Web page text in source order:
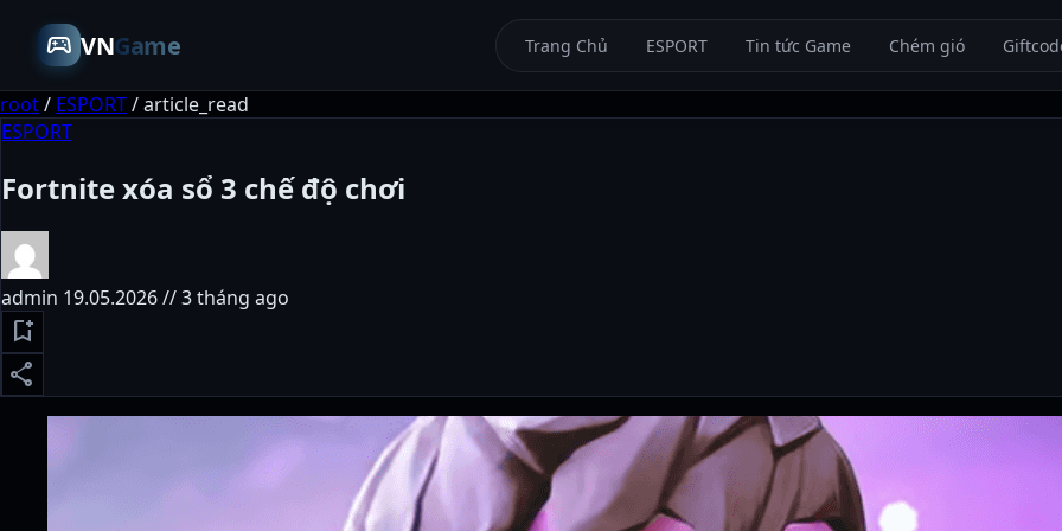
sports_esports VNGame Trang Chủ ESPORT Tin tức Game Chém gió
root/ ESPORT/article_read
ESPORT
Fortnite xóa sổ 3 chế độ chơi
admin 19.05.2026 // 3 tháng ago
bookmark_add
share